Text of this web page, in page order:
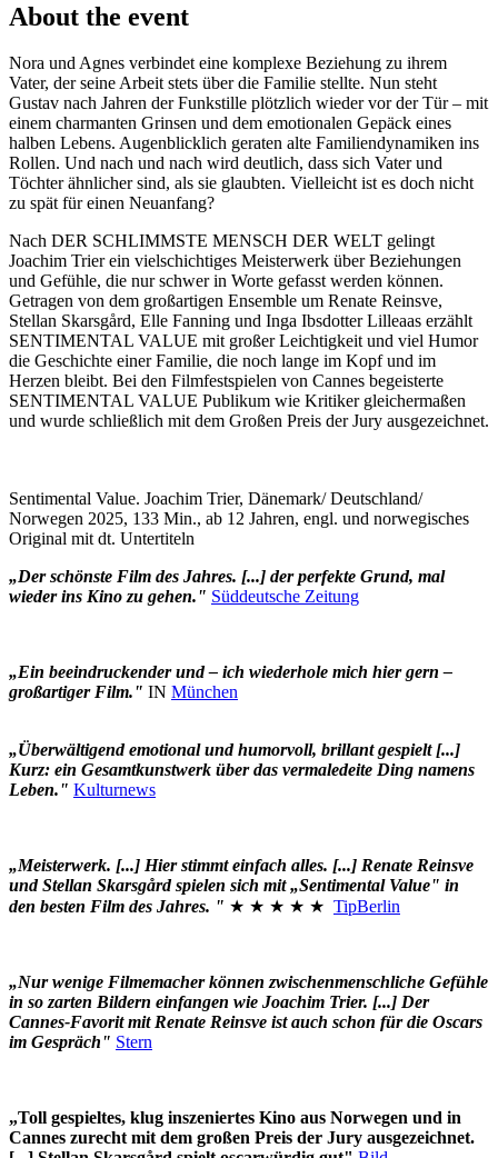
About the event
Nora und Agnes verbindet eine komplexe Beziehung zu ihrem
Vater, der seine Arbeit stets über die Familie stellte. Nun steht
Gustav nach Jahren der Funkstille plötzlich wieder vor der Tür – mit
einem charmanten Grinsen und dem emotionalen Gepäck eines
halben Lebens. Augenblicklich geraten alte Familiendynamiken ins
Rollen. Und nach und nach wird deutlich, dass sich Vater und
Töchter ähnlicher sind, als sie glaubten. Vielleicht ist es doch nicht
zu spät für einen Neuanfang?
Nach DER SCHLIMMSTE MENSCH DER WELT gelingt
Joachim Trier ein vielschichtiges Meisterwerk über Beziehungen
und Gefühle, die nur schwer in Worte gefasst werden können.
Getragen von dem großartigen Ensemble um Renate Reinsve,
Stellan Skarsgård, Elle Fanning und Inga Ibsdotter Lilleaas erzählt
SENTIMENTAL VALUE mit großer Leichtigkeit und viel Humor
die Geschichte einer Familie, die noch lange im Kopf und im
Herzen bleibt. Bei den Filmfestspielen von Cannes begeisterte
SENTIMENTAL VALUE Publikum wie Kritiker gleichermaßen
und wurde schließlich mit dem Großen Preis der Jury ausgezeichnet.
Sentimental Value. Joachim Trier, Dänemark/ Deutschland/
Norwegen 2025, 133 Min., ab 12 Jahren, engl. und norwegisches
Original mit dt. Untertiteln
„Der schönste Film des Jahres. [...] der perfekte Grund, mal
wieder ins Kino zu gehen." Süddeutsche Zeitung
„Ein beeindruckender und – ich wiederhole mich hier gern –
großartiger Film." IN München
„Überwältigend emotional und humorvoll, brillant gespielt [...]
Kurz: ein Gesamtkunstwerk über das vermaledeite Ding namens
Leben." Kulturnews
„Meisterwerk. [...] Hier stimmt einfach alles. [...] Renate Reinsve
und Stellan Skarsgård spielen sich mit „Sentimental Value" in
den besten Film des Jahres. " ★ ★ ★ ★ ★ TipBerlin
„Nur wenige Filmemacher können zwischenmenschliche Gefühle
in so zarten Bildern einfangen wie Joachim Trier. [...] Der
Cannes-Favorit mit Renate Reinsve ist auch schon für die Oscars
im Gespräch" Stern
„Toll gespieltes, klug inszeniertes Kino aus Norwegen und in
Cannes zurecht mit dem großen Preis der Jury ausgezeichnet.